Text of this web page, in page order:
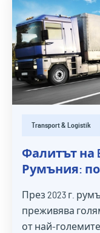
Transport & Logistik
Фалитът на
Румъния:
През 2023 г.
преживява
от най-